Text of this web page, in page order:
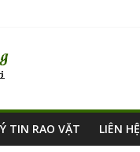
TIN RAO VẶT LIÊN HỆ